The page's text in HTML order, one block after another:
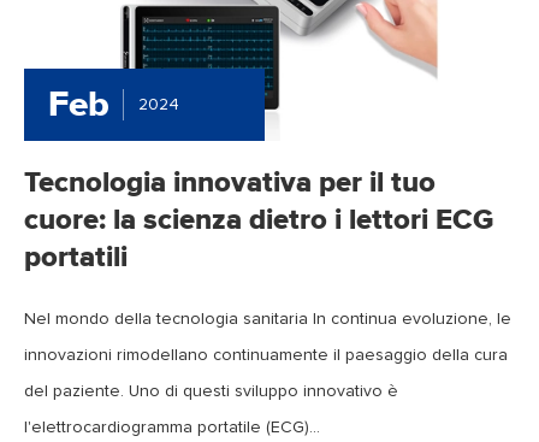
Feb 2024
Tecnologia innovativa per il tuo
cuore: la scienza dietro i lettori ECG
portatili
Nel mondo della tecnologia sanitaria In continua evoluzione, le
innovazioni rimodellano continuamente il paesaggio della cura
del paziente. Uno di questi sviluppo innovativo è
l'elettrocardiogramma portatile (ECG)...